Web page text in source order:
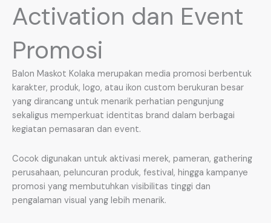
Activation dan Event
Promosi
Balon Maskot Kolaka merupakan media promosi berbentuk
karakter, produk, logo, atau ikon custom berukuran besar
yang dirancang untuk menarik perhatian pengunjung
sekaligus memperkuat identitas brand dalam berbagai
kegiatan pemasaran dan event.
Cocok digunakan untuk aktivasi merek, pameran, gathering
perusahaan, peluncuran produk, festival, hingga kampanye
promosi yang membutuhkan visibilitas tinggi dan
pengalaman visual yang lebih menarik.